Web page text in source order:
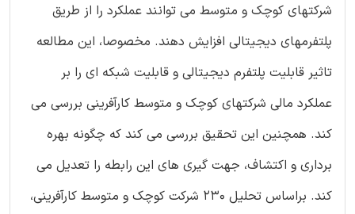
شرکتهای کوچک و متوسط می توانند عملکرد را از طریق
پلتفرمهای دیجیتالی افزایش دهند. مخصوصا، این مطالعه
تاثیر قابلیت پلتفرم دیجیتالی و قابلیت شبکه ای را بر
عملکرد مالی شرکتهای کوچک و متوسط کارآفرینی بررسی می
کند. همچنین این تحقیق بررسی می کند که چگونه بهره
برداری و اکتشاف، جهت گیری های این رابطه را تعدیل می
کند. براساس تحلیل 230 شرکت کوچک و متوسط کارآفرینی،